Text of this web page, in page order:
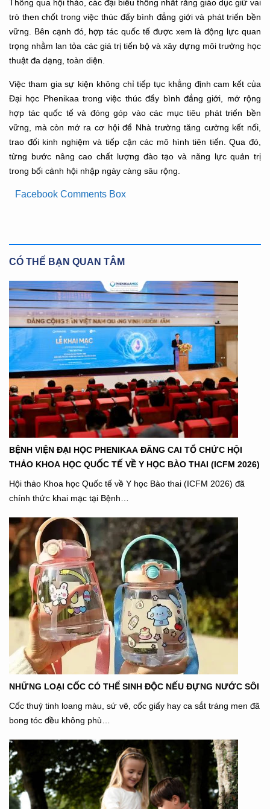
Thông qua hội thảo, các đại biểu thống nhất rằng giáo dục giữ vai
trò then chốt trong việc thúc đẩy bình đẳng giới và phát triển bền
vững. Bên cạnh đó, hợp tác quốc tế được xem là động lực quan
trọng nhằm lan tỏa các giá trị tiến bộ và xây dựng môi trường học
thuật đa dạng, toàn diện.
Việc tham gia sự kiện không chỉ tiếp tục khẳng định cam kết của
Đại học Phenikaa trong việc thúc đẩy bình đẳng giới, mở rộng
hợp tác quốc tế và đóng góp vào các mục tiêu phát triển bền
vững, mà còn mở ra cơ hội để Nhà trường tăng cường kết nối,
trao đổi kinh nghiệm và tiếp cận các mô hình tiên tiến. Qua đó,
từng bước nâng cao chất lượng đào tạo và năng lực quản trị
trong bối cảnh hội nhập ngày càng sâu rộng.
Facebook Comments Box
CÓ THỂ BẠN QUAN TÂM
BỆNH VIỆN ĐẠI HỌC PHENIKAA ĐĂNG CAI TỔ CHỨC HỘI
THẢO KHOA HỌC QUỐC TẾ VỀ Y HỌC BÀO THAI (ICFM 2026)
Hội thảo Khoa học Quốc tế về Y học Bào thai (ICFM 2026) đã
chính thức khai mạc tại Bệnh…
NHỮNG LOẠI CỐC CÓ THỂ SINH ĐỘC NẾU ĐỰNG NƯỚC SÔI
Cốc thuỷ tinh loang màu, sứ vẽ, cốc giấy hay ca sắt tráng men đã
bong tóc đều không phù…